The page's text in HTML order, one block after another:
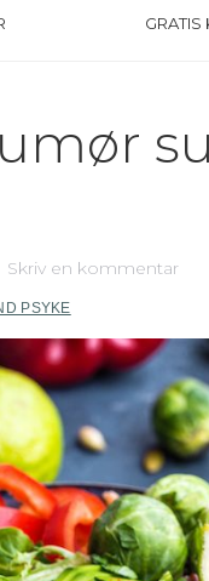
GRATIS
Skriv en kommentar
PSYKE